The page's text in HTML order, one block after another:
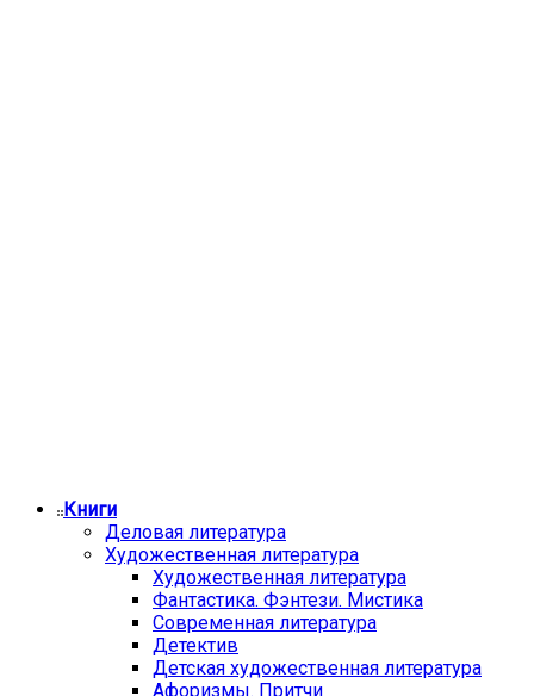
Книги
Деловая литература
Художественная литература
Художественная литература
Фантастика. Фэнтези. Мистика
Современная литература
Детектив
Детская художественная литература
Афоризмы. Притчи